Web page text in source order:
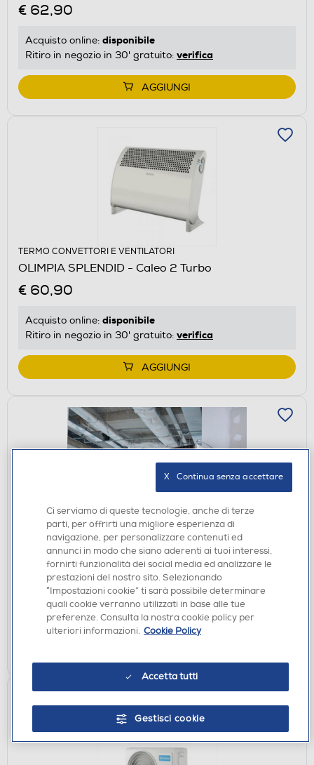
€ 62,90
Acquisto online: disponibile
Ritiro in negozio in 30' gratuito: verifica
AGGIUNGI
TERMO CONVETTORI E VENTILATORI
OLIMPIA SPLENDID - Caleo 2 Turbo
€ 60,90
Acquisto online: disponibile
Ritiro in negozio in 30' gratuito: verifica
AGGIUNGI
DEUMIDIFICATORI
OLIMPIA SPLENDID - SECCOPROF 30 P
€ 394,00
Acquisto online:disponibile
Ritiro in negozio in 30' gratuito:verifica
Ci serviamo di queste tecnologie, anche di terze
parti, per offrirti una migliore esperienza di
navigazione, per personalizzare contenuti ed
annunci in modo che siano aderenti ai tuoi interessi,
fornirti funzionalità dei social media ed analizzare le
prestazioni del nostro sito. Selezionando
“Impostazioni cookie” ti sarà possibile determinare
quali cookie verranno utilizzati in base alle tue
preferenze. Consulta la nostra cookie policy per
ulteriori informazioni. Cookie Policy
Accetta tutti
Gestisci cookie
X   Continua senza accettare